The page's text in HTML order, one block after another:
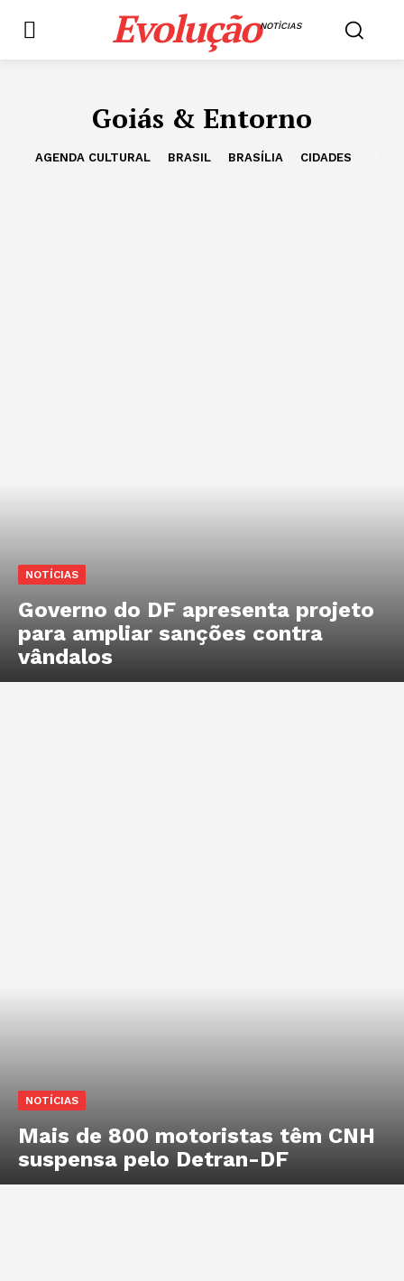
EvoluçãoNOTÌCIAS
Goiás & Entorno
AGENDA CULTURAL BRASIL BRASÍLIA CIDADES
NOTÍCIAS
Governo do DF apresenta projeto
para ampliar sanções contra
vândalos
NOTÍCIAS
Mais de 800 motoristas têm CNH
suspensa pelo Detran-DF